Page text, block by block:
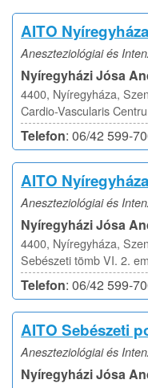
AITO
Aneszteziológiai és
Nyíregyházi Jósa
4400, Nyíregyháza,
Cardio-Vascularis
Telefon: 06/42 599-
AITO
Aneszteziológiai és
Nyíregyházi Jósa
4400, Nyíregyháza,
Sebészeti tömb VI. 2.
Telefon: 06/42 599-
AITO Sebészeti
Aneszteziológiai és
Nyíregyházi Jósa